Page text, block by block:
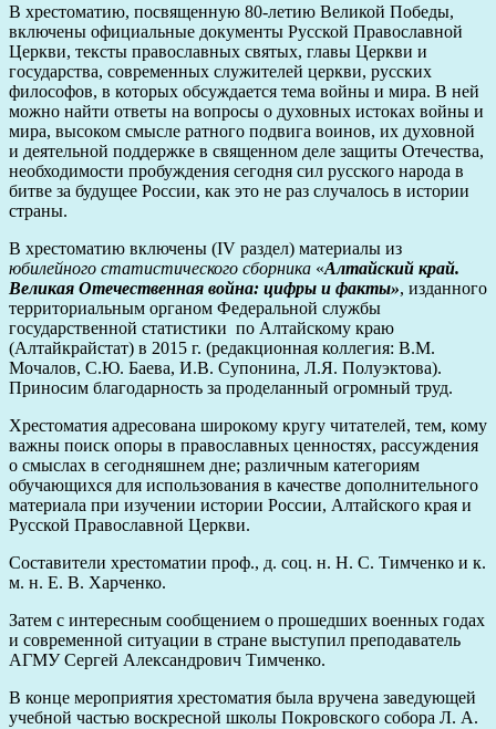
В хрестоматию, посвященную 80-летию Великой Победы,
включены официальные документы Русской Православной
Церкви, тексты православных святых, главы Церкви и
государства, современных служителей церкви, русских
философов, в которых обсуждается тема войны и мира. В ней
можно найти ответы на вопросы о духовных истоках войны и
мира, высоком смысле ратного подвига воинов, их духовной
и деятельной поддержке в священном деле защиты Отечества,
необходимости пробуждения сегодня сил русского народа в
битве за будущее России, как это не раз случалось в истории
страны.
В хрестоматию включены (IV раздел) материалы из
юбилейного статистического сборника «Алтайский край.
Великая Отечественная война: цифры и факты», изданного
территориальным органом Федеральной службы
государственной статистики по Алтайскому краю
(Алтайкрайстат) в 2015 г. (редакционная коллегия: В.М.
Мочалов, С.Ю. Баева, И.В. Супонина, Л.Я. Полуэктова).
Приносим благодарность за проделанный огромный труд.
Хрестоматия адресована широкому кругу читателей, тем, кому
важны поиск опоры в православных ценностях, рассуждения
о смыслах в сегодняшнем дне; различным категориям
обучающихся для использования в качестве дополнительного
материала при изучении истории России, Алтайского края и
Русской Православной Церкви.
Составители хрестоматии проф., д. соц. н. Н. С. Тимченко и к.
м. н. Е. В. Харченко.
Затем с интересным сообщением о прошедших военных годах
и современной ситуации в стране выступил преподаватель
АГМУ Сергей Александрович Тимченко.
В конце мероприятия хрестоматия была вручена заведующей
учебной частью воскресной школы Покровского собора Л. А.